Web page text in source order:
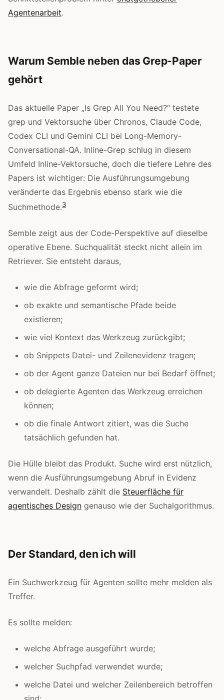
Agentenarbeit.
Warum Semble neben das Grep-Paper
gehört
Das aktuelle Paper „Is Grep All You Need?“ testete
grep und Vektorsuche über Chronos, Claude Code,
Codex CLI und Gemini CLI bei Long-Memory-
Conversational-QA. Inline-Grep schlug in diesem
Umfeld Inline-Vektorsuche, doch die tiefere Lehre des
Papers ist wichtiger: Die Ausführungsumgebung
veränderte das Ergebnis ebenso stark wie die
Suchmethode.3
Semble zeigt aus der Code-Perspektive auf dieselbe
operative Ebene. Suchqualität steckt nicht allein im
Retriever. Sie entsteht daraus,
wie die Abfrage geformt wird;
ob exakte und semantische Pfade beide
existieren;
wie viel Kontext das Werkzeug zurückgibt;
ob Snippets Datei- und Zeilenevidenz tragen;
ob der Agent ganze Dateien nur bei Bedarf öffnet;
ob delegierte Agenten das Werkzeug erreichen
können;
ob die finale Antwort zitiert, was die Suche
tatsächlich gefunden hat.
Die Hülle bleibt das Produkt. Suche wird erst nützlich,
wenn die Ausführungsumgebung Abruf in Evidenz
verwandelt. Deshalb zählt die Steuerfläche für
agentisches Design genauso wie der Suchalgorithmus.
Der Standard, den ich will
Ein Suchwerkzeug für Agenten sollte mehr melden als
Treffer.
Es sollte melden:
welche Abfrage ausgeführt wurde;
welcher Suchpfad verwendet wurde;
welche Datei und welcher Zeilenbereich betroffen